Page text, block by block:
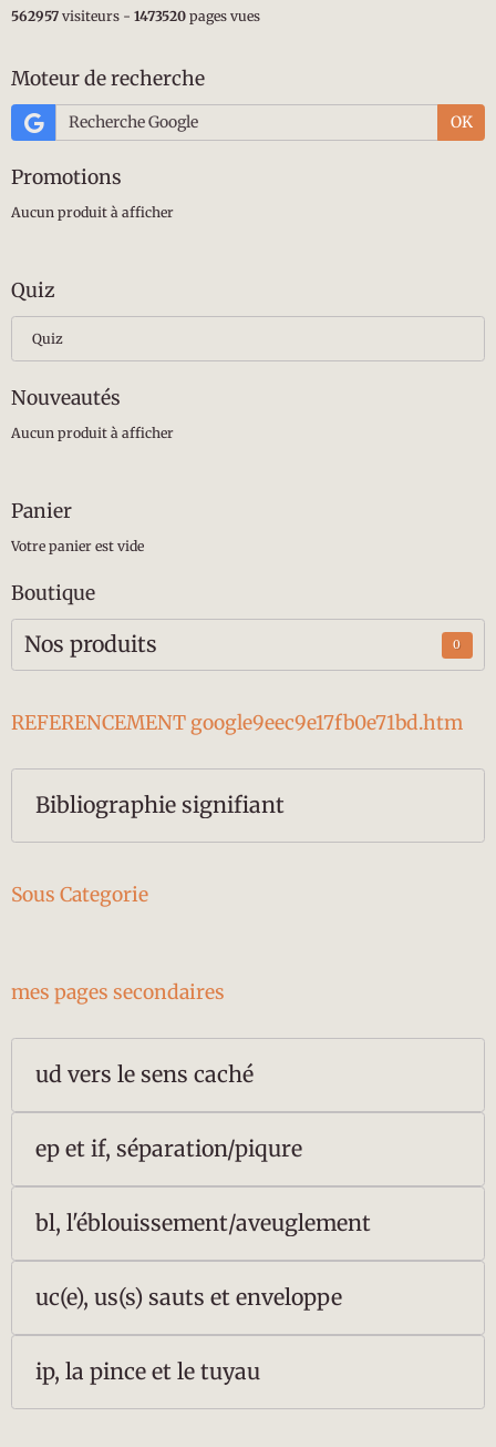
562957 visiteurs - 1473520 pages vues
Moteur de recherche
OK
Promotions
Aucun produit à afficher
Quiz
Quiz
Nouveautés
Aucun produit à afficher
Panier
Votre panier est vide
Boutique
Nos produits 0
REFERENCEMENT google9eec9e17fb0e71bd.htm
Bibliographie signifiant
Sous Categorie
mes pages secondaires
ud vers le sens caché
ep et if, séparation/piqure
bl, l'éblouissement/aveuglement
uc(e), us(s) sauts et enveloppe
ip, la pince et le tuyau